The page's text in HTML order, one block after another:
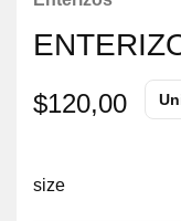
$120,00
size